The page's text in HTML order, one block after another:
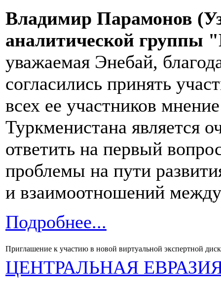
Владимир Парамонов
аналитической группы
уважаемая Энебай,
согласились принять
всех ее участников
Туркменистана является
ответить на первый
проблемы на пути
и взаимоотношений
Подробнее...
Приглашение к участию в новой виртуальной экспертной
ЦЕНТРАЛЬНАЯ